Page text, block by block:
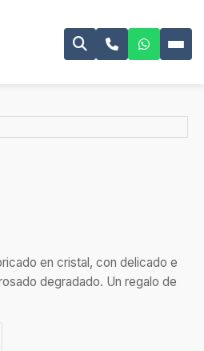
en cristal, con delicado e
degradado. Un regalo de